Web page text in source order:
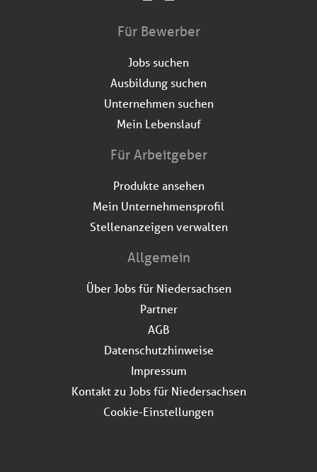
Für Bewerber
Jobs suchen
Ausbildung suchen
Unternehmen suchen
Mein Lebenslauf
Für Arbeitgeber
Produkte ansehen
Mein Unternehmensprofil
Stellenanzeigen verwalten
Allgemein
Über Jobs für Niedersachsen
Partner
AGB
Datenschutzhinweise
Impressum
Kontakt zu Jobs für Niedersachsen
Cookie-Einstellungen